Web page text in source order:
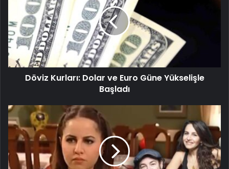
Döviz Kurları: Dolar ve Euro Güne Yükselişle
Başladı